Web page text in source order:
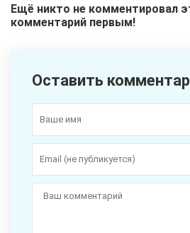
Ещё никто не комментировал
комментарий первым!
Оставить